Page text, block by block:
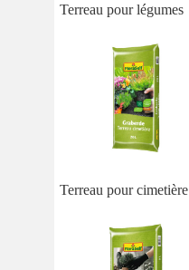
Terreau pour légumes
Terreau pour cimetière